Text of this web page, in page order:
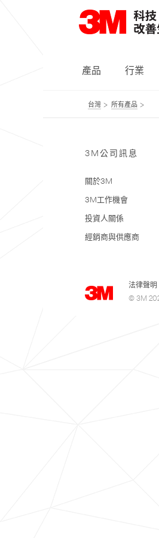
產品 行業
台灣 所有產品
3M公司訊息
關於3M
3M工作機會
投資人關係
經銷商與供應商
法律聲明
© 3M